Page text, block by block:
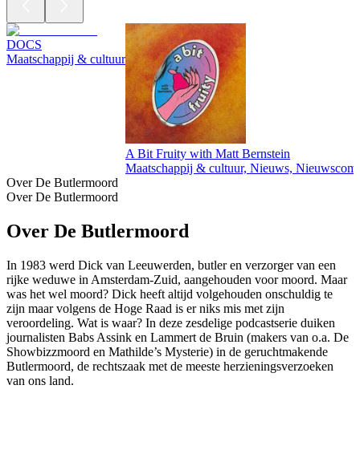
DOCS
Maatschappij & cultuur
A Bit Fruity with Matt Bernstein
Maatschappij & cultuur, Nieuws,
Over De Butlermoord
Over De Butlermoord
Over De Butlermoord
In 1983 werd Dick van Leeuwerden, butler en verzorger van een
rijke weduwe in Amsterdam-Zuid, aangehouden voor moord. Maar
was het wel moord? Dick heeft altijd volgehouden onschuldig te
zijn maar volgens de Hoge Raad is er niks mis met zijn
veroordeling. Wat is waar? In deze zesdelige podcastserie duiken
journalisten Babs Assink en Lammert de Bruin (makers van o.a. De
Showbizzmoord en Mathilde’s Mysterie) in de geruchtmakende
Butlermoord, de rechtszaak met de meeste herzieningsverzoeken
van ons land.